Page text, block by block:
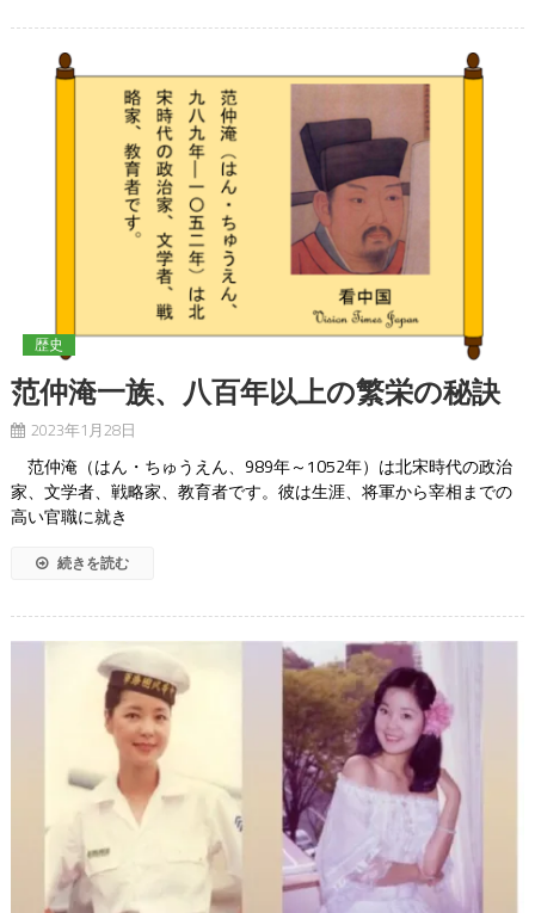
歴史
范仲淹一族、八百年以上の繁栄の秘訣
2023年1月28日
范仲淹（はん・ちゅうえん、989年～1052年）は北宋時代の政治
家、文学者、戦略家、教育者です。彼は生涯、将軍から宰相までの
高い官職に就き
続きを読む